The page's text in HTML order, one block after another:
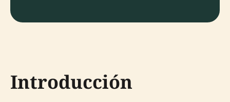
Introducción